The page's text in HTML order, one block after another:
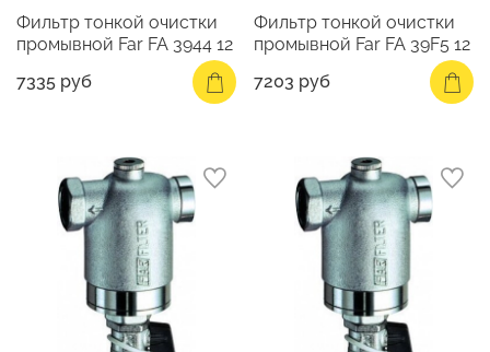
Фильтр тонкой очистки
промывной Far FA 3944 12
7335 руб
Фильтр тонкой очистки
промывной Far FA 39F5 12
7203 руб